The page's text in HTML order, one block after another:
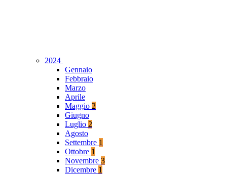
2024
Gennaio
Febbraio
Marzo
Aprile
Maggio 2
Giugno
Luglio 2
Agosto
Settembre 1
Ottobre 1
Novembre 3
Dicembre 1